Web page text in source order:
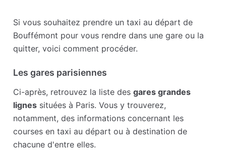
Si vous souhaitez prendre un taxi au départ de
Bouffémont pour vous rendre dans une gare ou la
quitter, voici comment procéder.
Les gares parisiennes
Ci-après, retrouvez la liste desgares grandes
lignes situées à Paris. Vous y trouverez,
notamment, des informations concernant les
courses en taxi au départ ou à destination de
chacune d'entre elles.